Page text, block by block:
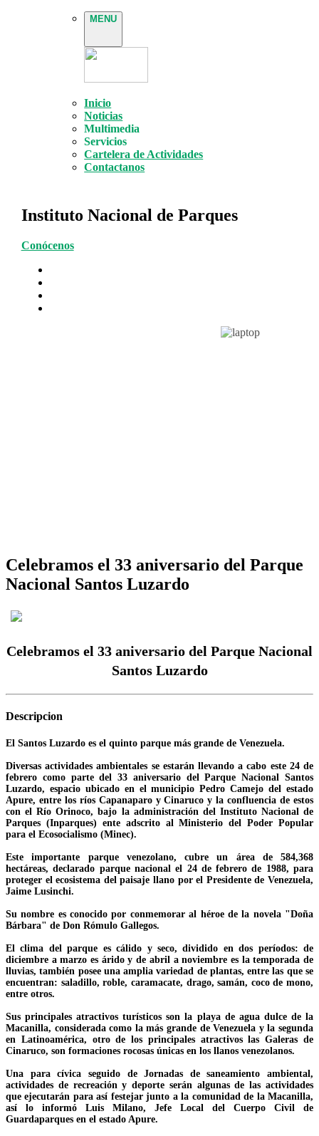
MENU
Inicio
Noticias
Multimedia
Servicios
Cartelera de Actividades
Contactanos
Instituto Nacional de Parques
Conócenos
Celebramos el 33 aniversario del Parque
Nacional Santos Luzardo
Celebramos el 33 aniversario del Parque Nacional
Santos Luzardo
Descripcion
El Santos Luzardo es el quinto parque más grande de Venezuela.
Diversas actividades ambientales se estarán llevando a cabo este 24 de
febrero como parte del 33 aniversario del Parque Nacional Santos
Luzardo, espacio ubicado en el municipio Pedro Camejo del estado
Apure, entre los ríos Capanaparo y Cinaruco y la confluencia de estos
con el Río Orinoco, bajo la administración del Instituto Nacional de
Parques (Inparques) ente adscrito al Ministerio del Poder Popular
para el Ecosocialismo (Minec).
Este importante parque venezolano, cubre un área de 584,368
hectáreas, declarado parque nacional el 24 de febrero de 1988, para
proteger el ecosistema del paisaje llano por el Presidente de Venezuela,
Jaime Lusinchi.
Su nombre es conocido por conmemorar al héroe de la novela "Doña
Bárbara" de Don Rómulo Gallegos.
El clima del parque es cálido y seco, dividido en dos períodos: de
diciembre a marzo es árido y de abril a noviembre es la temporada de
lluvias, también posee una amplia variedad de plantas, entre las que se
encuentran: saladillo, roble, caramacate, drago, samán, coco de mono,
entre otros.
Sus principales atractivos turísticos son la playa de agua dulce de la
Macanilla, considerada como la más grande de Venezuela y la segunda
en Latinoamérica, otro de los principales atractivos las Galeras de
Cinaruco, son formaciones rocosas únicas en los llanos venezolanos.
Una para cívica seguido de Jornadas de saneamiento ambiental,
actividades de recreación y deporte serán algunas de las actividades
que ejecutarán para así festejar junto a la comunidad de la Macanilla,
así lo informó Luis Milano, Jefe Local del Cuerpo Civil de
Guardaparques en el estado Apure.